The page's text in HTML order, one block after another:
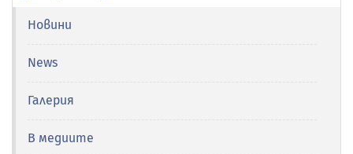
Новини
News
Галерия
В медиите